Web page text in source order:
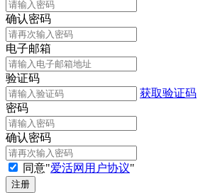
确认密码
电子邮箱
验证码
获取验证码
密码
确认密码
同意"爱活网用户协议"